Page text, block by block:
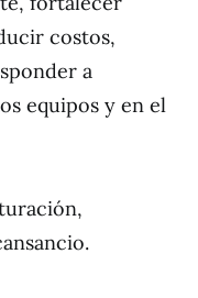
costos,
a
equipos y en el